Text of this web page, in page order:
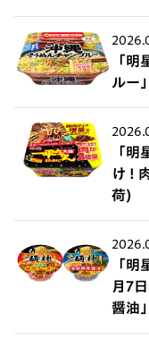
「明
ルー
「明
け !
荷)
「
月7
醤油